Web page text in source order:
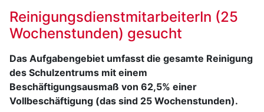
ReinigungsdienstmitarbeiterIn (25
Wochenstunden) gesucht
Das Aufgabengebiet umfasst die gesamte Reinigung
des Schulzentrums mit einem
Beschäftigungsausmaß von 62,5% einer
Vollbeschäftigung (das sind 25 Wochenstunden).